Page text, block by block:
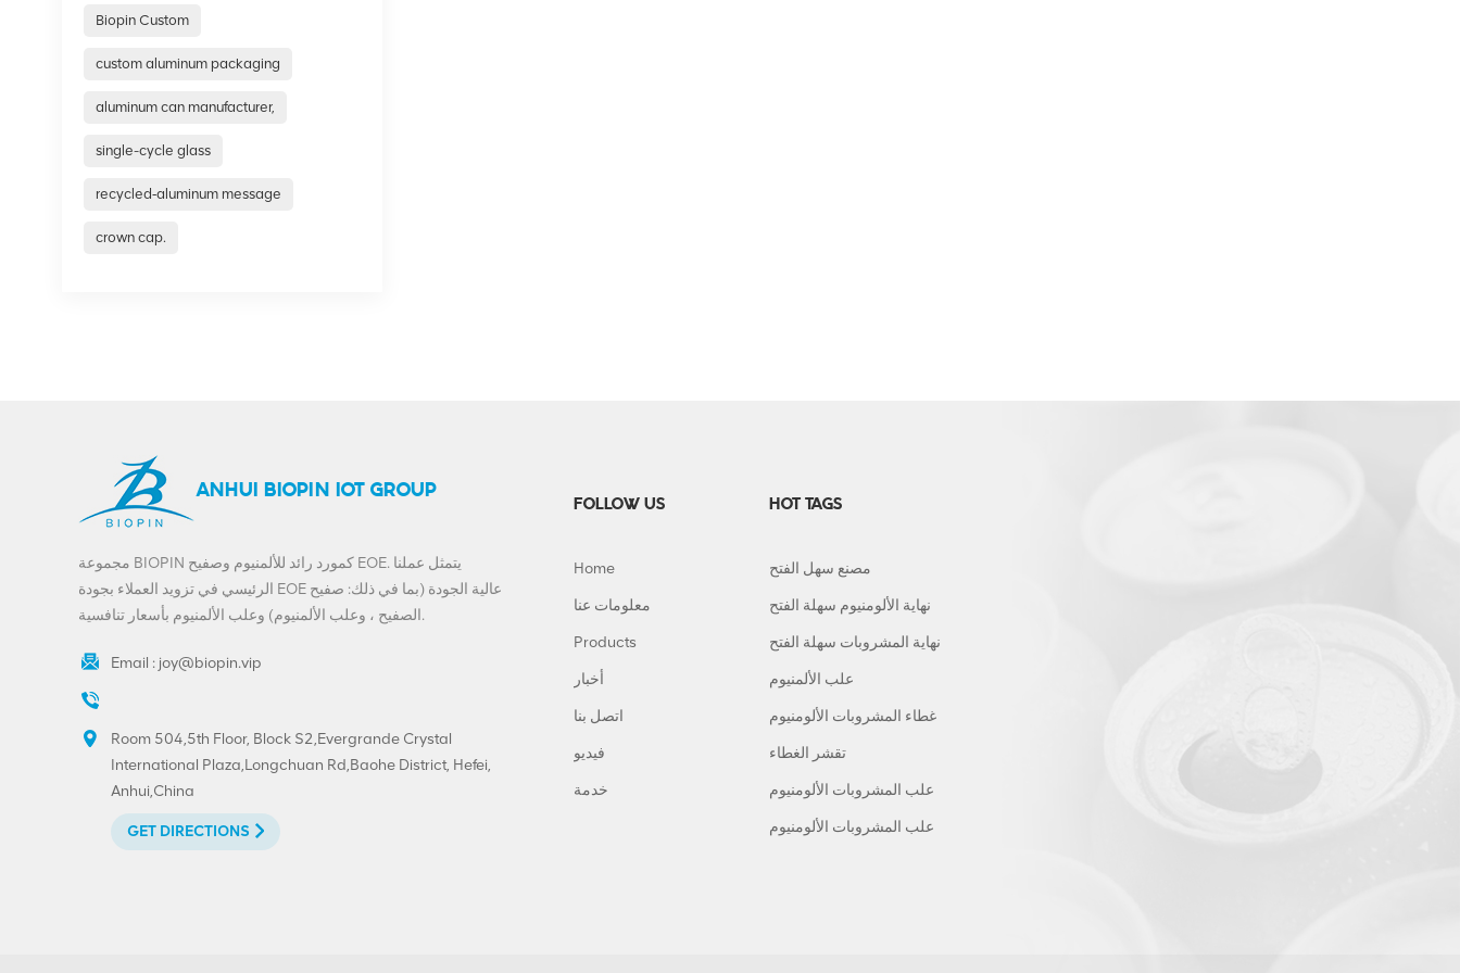
Biopin Custom
custom aluminum packaging
aluminum can manufacturer,
single-cycle glass
recycled‑aluminum message
crown cap.
ANHUI BIOPIN IOT GROUP
مجموعة BIOPIN كمورد رائد للألمنيوم وصفيح EOE. يتمثل عملنا
الرئيسي في تزويد العملاء بجودة EOE عالية الجودة (بما في ذلك: صفيح
الصفيح ، وعلب الألمنيوم) وعلب الألمنيوم بأسعار تنافسية.
Email : joy@biopin.vip
Room 504,5th Floor, Block S2,Evergrande Crystal
International Plaza,Longchuan Rd,Baohe District, Hefei,
Anhui,China
GET DIRECTIONS
FOLLOW US
Home
معلومات عنا
Products
أخبار
اتصل بنا
فيديو
خدمة
HOT TAGS
مصنع سهل الفتح
نهاية الألومنيوم سهلة الفتح
نهاية المشروبات سهلة الفتح
علب الألمنيوم
غطاء المشروبات الألومنيوم
تقشر الغطاء
علب المشروبات الألومنيوم
علب المشروبات الألومنيوم